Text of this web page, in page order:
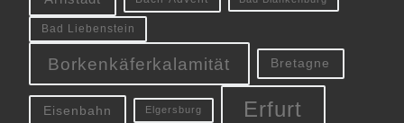
Bad Liebenstein
Borkenkäferkalamität Bretagne
Eisenbahn Elgersburg Erfurt